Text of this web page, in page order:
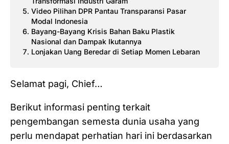
Video Pilihan DPR Pantau Transparansi Pasar
Modal Indonesia
Bayang-Bayang Krisis Bahan Baku Plastik
Nasional dan Dampak Ikutannya
Lonjakan Uang Beredar di Setiap Momen Lebaran
Selamat pagi, Chief…
Berikut informasi penting terkait
pengembangan semesta dunia usaha yang
perlu mendapat perhatian hari ini berdasarkan